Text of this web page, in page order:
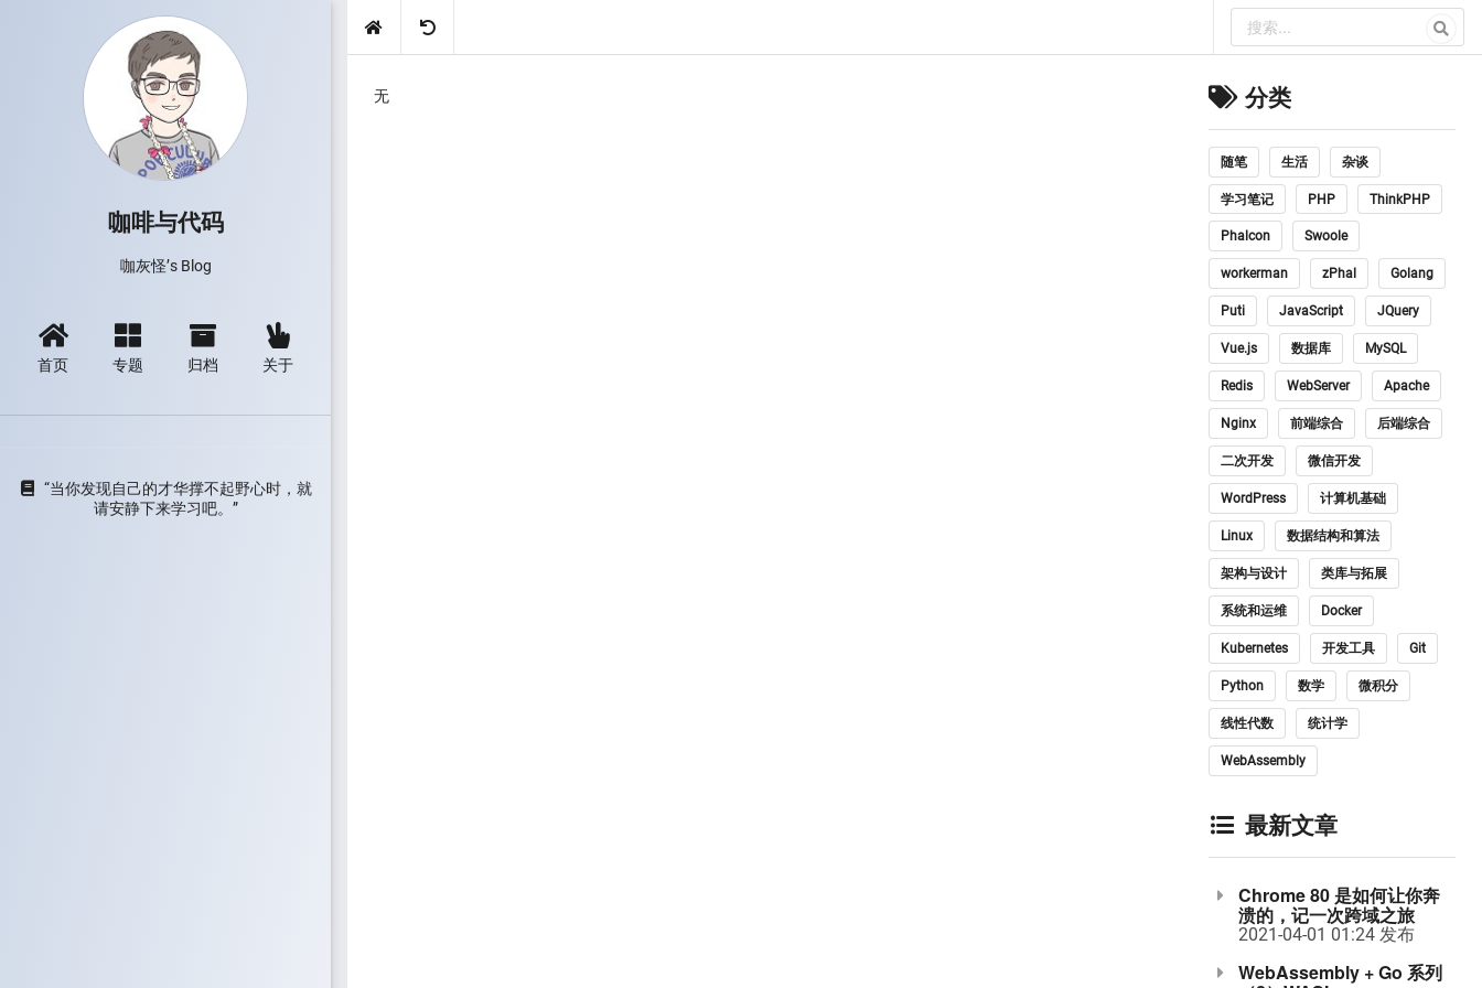
咖啡与代码
咖灰怪’s Blog
首页 专题 归档 关于
“当你发现自己的才华撑不起野心时，就
请安静下来学习吧。”
无 分类
随笔 生活 杂谈
学习笔记 PHP ThinkPHP
Phalcon Swoole
workerman zPhal Golang
Puti JavaScript JQuery
Vue.js 数据库 MySQL
Redis WebServer Apache
Nginx 前端综合 后端综合
二次开发 微信开发
WordPress 计算机基础
Linux 数据结构和算法
架构与设计 类库与拓展
系统和运维 Docker
Kubernetes 开发工具 Git
Python 数学 微积分
线性代数 统计学
WebAssembly
最新文章
Chrome 80 是如何让你奔
溃的，记一次跨域之旅
2021-04-01 01:24 发布
WebAssembly + Go 系列